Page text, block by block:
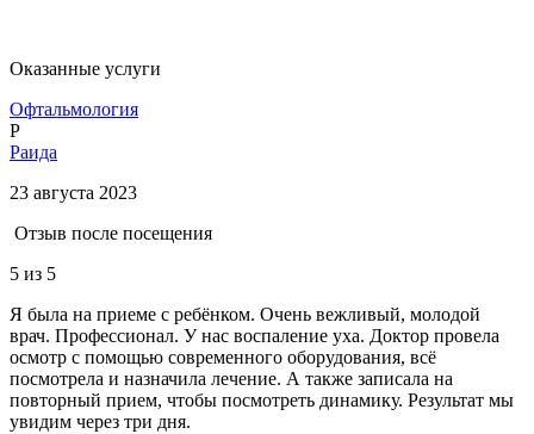
Оказанные услуги
Офтальмология
Р
Раида
23 августа 2023
Отзыв после посещения
5 из 5
Я была на приеме с ребёнком. Очень вежливый, молодой
врач. Профессионал. У нас воспаление уха. Доктор провела
осмотр с помощью современного оборудования, всё
посмотрела и назначила лечение. А также записала на
повторный прием, чтобы посмотреть динамику. Результат мы
увидим через три дня.